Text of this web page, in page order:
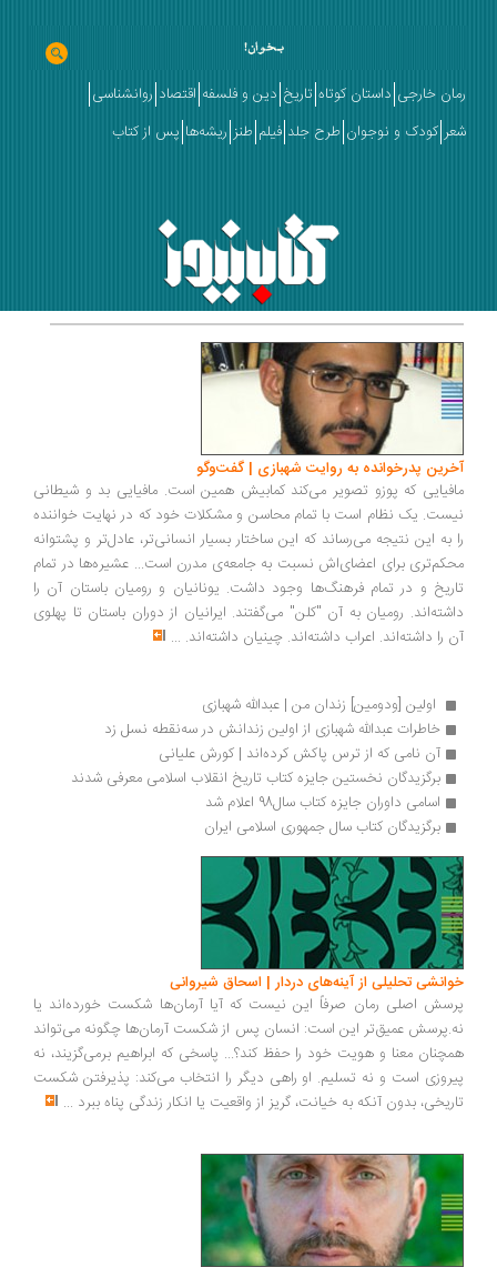
رمان خارجی داستان کوتاه تاریخ دین و فلسفه اقتصاد روانشناسی
شعر کودک و نوجوان طرح جلد فیلم طنز ریشه‌ها پس از کتاب
آخرین پدرخوانده به روایت شهبازی | گفت‌وگو
مافیایی که پوزو تصویر می‌کند کمابیش همین است. مافیایی بد و شیطانی
نیست. یک نظام است با تمام محاسن و مشکلات خود که در نهایت خواننده
را به این نتیجه می‌رساند که این ساختار بسیار انسانی‌تر، عادل‌تر و پشتوانه
محکم‌تری برای اعضای‌اش نسبت به جامعه‌ی مدرن است... عشیره‌ها در تمام
تاریخ‌ و در تمام فرهنگ‌ها وجود داشت. یونانیان و رومیان باستان آن را
داشته‌اند. رومیان به آن "کلن" می‌گفتند. ایرانیان از دوران باستان تا پهلوی
آن را داشته‌اند. اعراب داشته‌اند. چینیان داشته‌اند. ...
اولین [ودومین] زندان من | عبدالله شهبازی
خاطرات عبدالله شهبازی از اولین زندانش در سه‌نقطه نسل زد
آن نامی که از ترس پاکش کرده‌اند | کورش علیانی
برگزیدگان نخستین جایزه کتاب تاریخ انقلاب اسلامی معرفی شدند
اسامی داوران جایزه کتاب سال98 اعلام شد
برگزیدگان کتاب سال جمهوری اسلامی ایران
خوانشی تحلیلی از آینه‌های دردار | اسحاق شیروانی
پرسش اصلی رمان صرفاً این نیست که آیا آرمان‌ها شکست خورده‌اند یا
نه.پرسش عمیق‌تر این است: انسان پس از شکست آرمان‌ها چگونه می‌تواند
همچنان معنا و هویت خود را حفظ کند؟... پاسخی که ابراهیم برمی‌گزیند، نه
پیروزی است و نه تسلیم. او راهی دیگر را انتخاب می‌کند: پذیرفتن شکست
تاریخی، بدون آنکه به خیانت، گریز از واقعیت یا انکار زندگی پناه ببرد ...